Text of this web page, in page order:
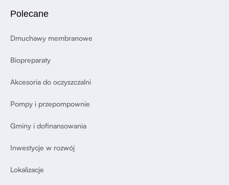
Polecane
Dmuchawy membranowe
Biopreparaty
Akcesoria do oczyszczalni
Pompy i przepompownie
Gminy i dofinansowania
Inwestycje w rozwój
Lokalizacje